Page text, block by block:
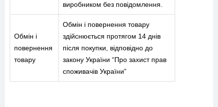
виробником без повідомлення.
Обмін і
повернення
товару
Обмін і повернення товару
здійснюється протягом 14 днів
після покупки, відповідно до
закону України “Про захист прав
споживачів України”